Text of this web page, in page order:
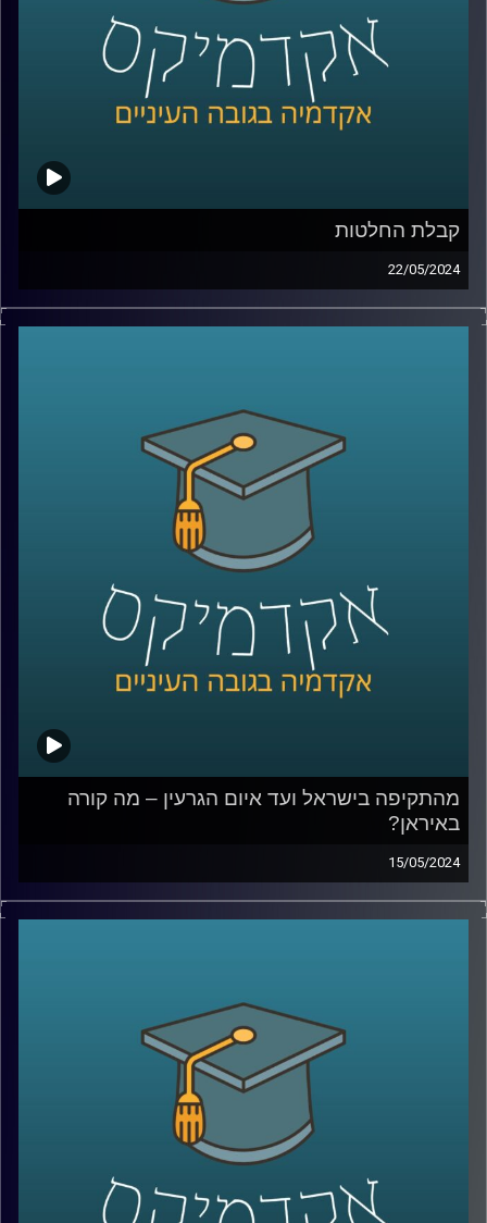
קבלת החלטות
22/05/2024
לאחר ה- 7 באוקטובר, התעוררו שאלות רבות לגבי רציונליות
ההחלטות של יחיא סינוואר, מנהיג חמאס בעזה.
בעזה שבה איבד חמאס חלק ניכר מיכולותיו הצבאיות. רבים
סבורים שסינוואר פועל באופן שאינו רציונלי,לעומתם, יש
הטוענים שאמנם הוא פסיכופט, אך הוא מקבל החלטות
מחקר במעבדה לקבלת החלטות ממוחשבות באוניברסיטת
רייכמן מנסה להעריך את מידת הרציונליות בהחלטותיו של
סינוואר ולהבין את השיקולים והתהליכים המובילים להחלטות
אלו, תוך התחשבות במרכיבים פסיכולוגיים ואידאולוגיים.
אז איתנו כאן פרופ׳ אלכס מינץ, פרופ׳ אלכס מינץ, ראש
המעבדה לקבלת החלטות ממוחשבת, אוניברסיטת רייכמן.
מהתקיפה בישראל ועד איום הגרעין – מה קורה
באיראן?
15/05/2024
בליל ה- 14 באפריל, בזמן שאנחנו חיכינו בחרדה למתקפת
הטילים והכטב"מים מאיראן , היו כאלו גם בצד השני שנכנסו
ברשתות החברתיות הופצו תמונות וסרטונים של אנשים שרצים
להצטייד במצרכים ושתייה ואפילו בדלק מחשש לתגובת נגד
אז מה כל זה אומר על מה שקורה באיראן כרגע?
איתנו בפרק של היום ד״ר מאיר ג'בדנפר, מומחה לפוליטיקה
עכשווית של איראן, בבית הספר לאודר לממשל, דיפלומטיה
ואסטרטגיה באוניברסיטת רייכמן.